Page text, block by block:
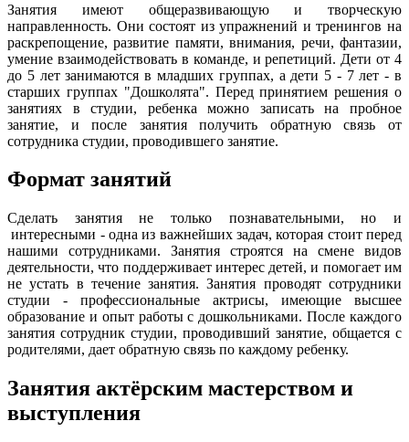
Занятия имеют общеразвивающую и творческую
направленность. Они состоят из упражнений и тренингов на
раскрепощение, развитие памяти, внимания, речи, фантазии,
умение взаимодействовать в команде, и репетиций. Дети от 4
до 5 лет занимаются в младших группах, а дети 5 - 7 лет - в
старших группах "Дошколята". Перед принятием решения о
занятиях в студии, ребенка можно записать на пробное
занятие, и после занятия получить обратную связь от
сотрудника студии, проводившего занятие.
Формат занятий
Сделать занятия не только познавательными, но и
интересными - одна из важнейших задач, которая стоит перед
нашими сотрудниками. Занятия строятся на смене видов
деятельности, что поддерживает интерес детей, и помогает им
не устать в течение занятия. Занятия проводят сотрудники
студии - профессиональные актрисы, имеющие высшее
образование и опыт работы с дошкольниками. После каждого
занятия сотрудник студии, проводивший занятие, общается с
родителями, дает обратную связь по каждому ребенку.
Занятия актёрским мастерством и
выступления